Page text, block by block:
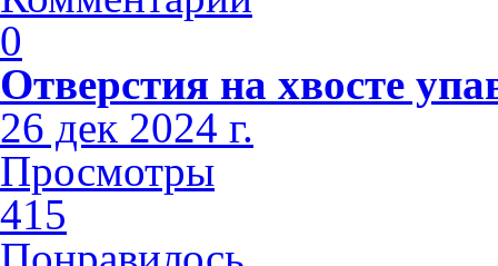
0
Отверстия на хвосте
26 дек 2024 г.
Просмотры
415